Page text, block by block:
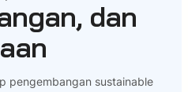
dan
pengembangan sustainable